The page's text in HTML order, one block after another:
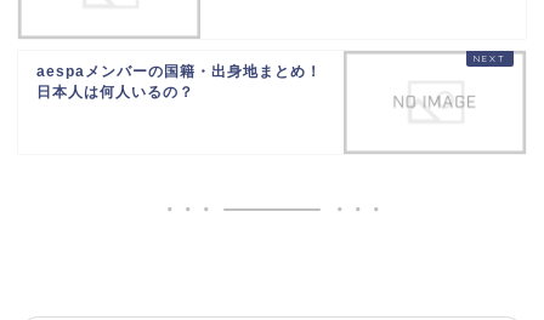
aespaメンバーの国籍・出身地まとめ！
日本人は何人いるの？